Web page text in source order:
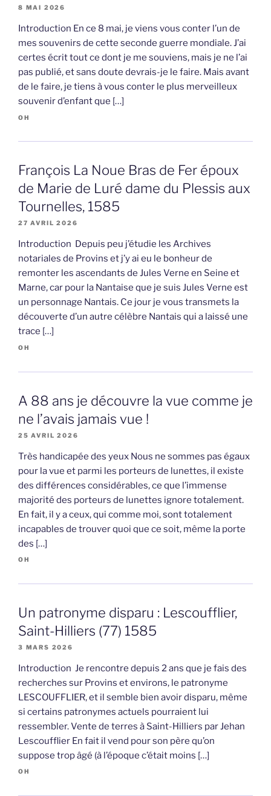
8 MAI 2026
Introduction En ce 8 mai, je viens vous conter l’un de
mes souvenirs de cette seconde guerre mondiale. J’ai
certes écrit tout ce dont je me souviens, mais je ne l’ai
pas publié, et sans doute devrais-je le faire. Mais avant
de le faire, je tiens à vous conter le plus merveilleux
souvenir d’enfant que […]
OH
François La Noue Bras de Fer époux
de Marie de Luré dame du Plessis aux
Tournelles, 1585
27 AVRIL 2026
Introduction Depuis peu j’étudie les Archives
notariales de Provins et j’y ai eu le bonheur de
remonter les ascendants de Jules Verne en Seine et
Marne, car pour la Nantaise que je suis Jules Verne est
un personnage Nantais. Ce jour je vous transmets la
découverte d’un autre célèbre Nantais qui a laissé une
trace […]
OH
A 88 ans je découvre la vue comme je
ne l’avais jamais vue !
25 AVRIL 2026
Très handicapée des yeux Nous ne sommes pas égaux
pour la vue et parmi les porteurs de lunettes, il existe
des différences considérables, ce que l’immense
majorité des porteurs de lunettes ignore totalement.
En fait, il y a ceux, qui comme moi, sont totalement
incapables de trouver quoi que ce soit, même la porte
des […]
OH
Un patronyme disparu : Lescoufflier,
Saint-Hilliers (77) 1585
3 MARS 2026
Introduction Je rencontre depuis 2 ans que je fais des
recherches sur Provins et environs, le patronyme
LESCOUFFLIER, et il semble bien avoir disparu, même
si certains patronymes actuels pourraient lui
ressembler. Vente de terres à Saint-Hilliers par Jehan
Lescoufflier En fait il vend pour son père qu’on
suppose trop âgé (à l’époque c’était moins […]
OH